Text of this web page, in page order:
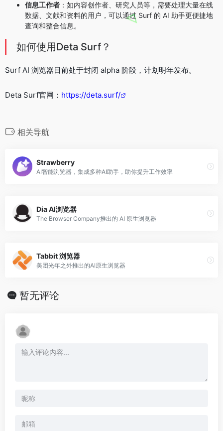
信息工作者 ：如内容创作者、研究人员等，需要处理大量在线
数据、文献和资料的用户，可以通过 Surf 的 AI 助手更便捷地
查询和整合信息。
如何使用Deta Surf？
Surf AI 浏览器目前处于封闭 alpha 阶段，计划明年发布。
Deta Surf官网： https://deta.surf/
相关导航
Strawberry
AI智能浏览器，集成多种AI助手，助你提升工作效率
Dia AI浏览器
The Browser Company推出的 AI 原生浏览器
Tabbit 浏览器
美团光年之外推出的AI原生浏览器
暂无评论